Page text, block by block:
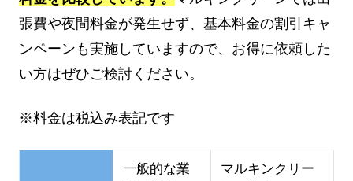
張費や夜間料金が発生せず、基本料金の割引キャ
ンペーンも実施していますので、お得に依頼した
い方はぜひご検討ください。
※料金は税込み表記です
一般的な業
マルキンクリー